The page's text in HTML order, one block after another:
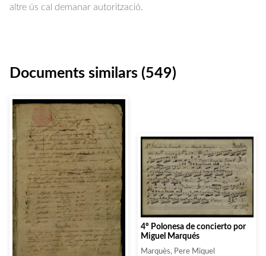
altre ús cal demanar autorització.
Documents similars (549)
4º Polonesa de concierto por
Miguel Marqués
Marquès, Pere Miquel